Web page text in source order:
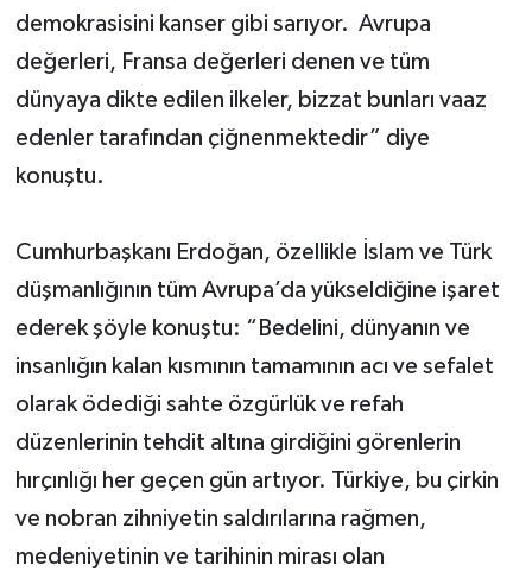
demokrasisini kanser gibi sarıyor. Avrupa
değerleri, Fransa değerleri denen ve tüm
dünyaya dikte edilen ilkeler, bizzat bunları vaaz
edenler tarafından çiğnenmektedir” diye
konuştu.
Cumhurbaşkanı Erdoğan, özellikle İslam ve Türk
düşmanlığının tüm Avrupa’da yükseldiğine işaret
ederek şöyle konuştu: “Bedelini, dünyanın ve
insanlığın kalan kısmının tamamının acı ve sefalet
olarak ödediği sahte özgürlük ve refah
düzenlerinin tehdit altına girdiğini görenlerin
hırçınlığı her geçen gün artıyor. Türkiye, bu çirkin
ve nobran zihniyetin saldırılarına rağmen,
medeniyetinin ve tarihinin mirası olan